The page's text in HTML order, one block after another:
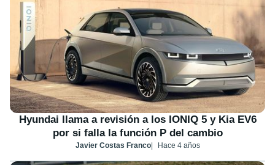
Hyundai llama a revisión a los IONIQ 5 y Kia EV6
por si falla la función P del cambio
Javier Costas Franco Hace 4 años